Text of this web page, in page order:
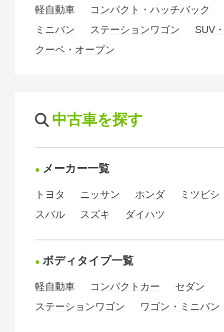
軽自動車
コンパクト・ハッチバック
ミニバン
ステーションワゴン
SUV
クーペ・オープン
中古車を探す
メーカー一覧
トヨタ ニッサン ホンダ
ミツビシ
スバル
スズキ ダイハツ
ボディタイプ一覧
軽自動車 コンパクトカー
セダン
ステーションワゴン
ワゴン・ミニバン